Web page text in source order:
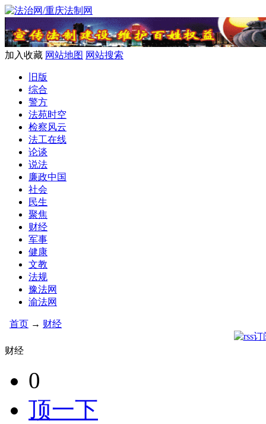
加入收藏 网站地图 网站搜索
旧版
综合
警方
法苑时空
检察风云
法工在线
论谈
说法
廉政中国
社会
民生
聚焦
财经
军事
健康
文教
法规
豫法网
渝法网
首页 → 财经
财经
0
顶一下